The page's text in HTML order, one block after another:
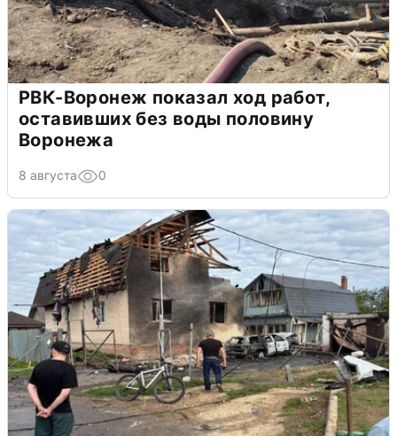
РВК-Воронеж показал ход работ,
оставивших без воды половину
Воронежа
8 августа 0